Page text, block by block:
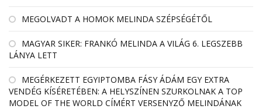
MEGOLVADT A HOMOK MELINDA SZÉPSÉGÉTŐL
MAGYAR SIKER: FRANKÓ MELINDA A VILÁG 6. LEGSZEBB
LÁNYA LETT
MEGÉRKEZETT EGYIPTOMBA FÁSY ÁDÁM EGY EXTRA
VENDÉG KÍSÉRETÉBEN: A HELYSZÍNEN SZURKOLNAK A TOP
MODEL OF THE WORLD CÍMÉRT VERSENYZŐ MELINDÁNAK